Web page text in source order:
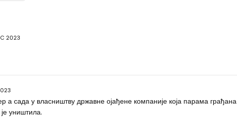
2023
а сада у власништву државне ојађене компаније која парама грађана
уништила.